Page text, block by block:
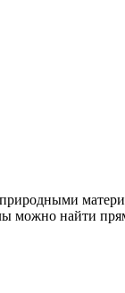
можно найти